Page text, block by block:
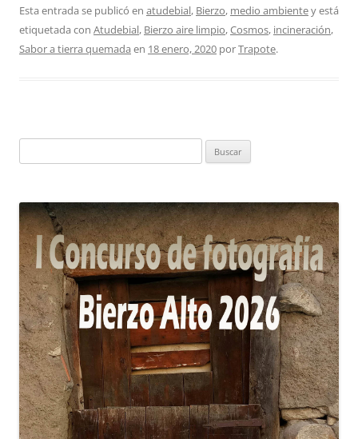
Esta entrada se publicó en atudebial, Bierzo, medio ambientey está
etiquetada con Atudebial, Bierzo aire limpio,Cosmos, incineración,
Sabor a tierra quemada en 18 enero, 2020 porTrapote.